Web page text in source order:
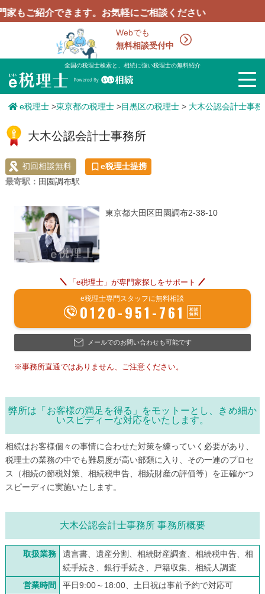
Webでも
無料相談受付中
紹介できます。お気軽にご相談ください
全国の税理士検索と、相続に強い税理士の無料紹介
e税理士>東京都の税理士>目黒区の税理士> 大木公認会計士事務
大木公認会計士事務所
初回相談無料
e税理士提携
最寄駅： 田園調布駅
東京都大田区田園調布2-38-10
「e税理士」が専門家探しをサポート
e税理士専門スタッフに無料相談
0120-951-761
メールでのお問い合わせも可能です
※事務所直通ではありません、ご注意ください。
弊所は「お客様の満足を得る」をモットーとし、きめ細か
いスピディーな対応をいたします。
相続はお客様個々の事情に合わせた対策を練っていく必要があり、
税理士の業務の中でも難易度が高い部類に入り、その一連のプロセ
ス（相続の節税対策、相続税申告、相続財産の評価等）を正確かつ
スピーディに実施いたします。
大木公認会計士事務所 事務所概要
取扱業務
遺言書、遺産分割、相続財産調査、相続税申告、相
続手続き、銀行手続き、戸籍収集、相続人調査
営業時間
平日9:00～18:00、土日祝は事前予約で対応可